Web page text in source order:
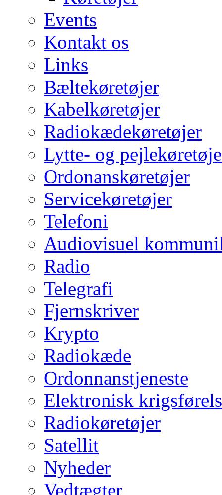
Events
Kontakt os
Links
Bæltekøretøjer
Kabelkøretøjer
Radiokædekøretøjer
Lytte- og
Ordonanskøretøjer
Servicekøretøjer
Telefoni
Audiovisuel
Radio
Telegrafi
Fjernskriver
Krypto
Radiokæde
Ordonnanstjeneste
Elektronisk
Radiokøretøjer
Satellit
Nyheder
Vedtægter